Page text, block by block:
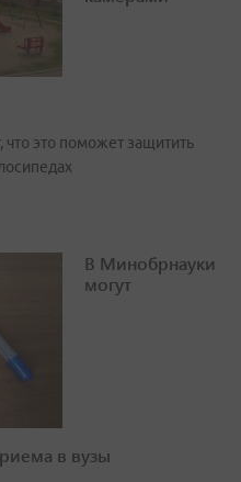
это поможет защитить
В Минобрнауки
могут
в вузы